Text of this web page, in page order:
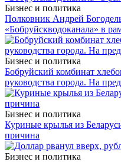
Бизнес и политика
Полковник Андрей
«Бобруйскводоканала» в
Бизнес и политика
Бобруйский комбинат
руководства города. На
Бизнес и политика
Куриные крылья из
причина
Бизнес и политика